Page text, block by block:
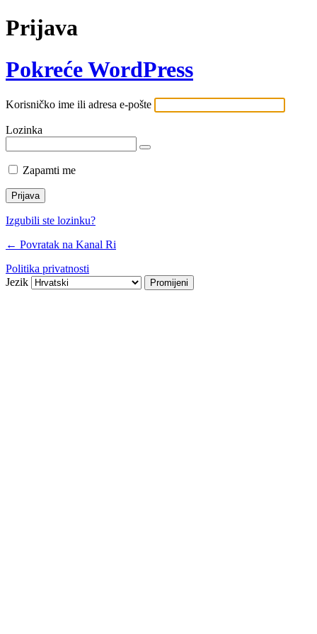
Prijava
Pokreće WordPress
Korisničko ime ili adresa e-pošte
Lozinka
Zapamti me
Izgubili ste lozinku?
← Povratak na Kanal Ri
Politika privatnosti
Jezik